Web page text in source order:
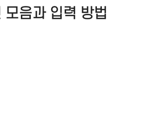
모음과 입력 방법